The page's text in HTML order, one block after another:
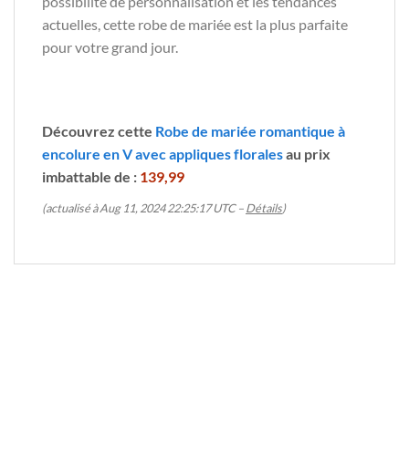
actuelles, cette robe de mariée est la plus parfaite
pour votre grand jour.
Découvrez cette Robe de mariée romantique à
encolure en V avec appliques floralesau prix
imbattable de : 139,99
(actualisé à Aug 11, 2024 22:25:17 UTC –Détails)